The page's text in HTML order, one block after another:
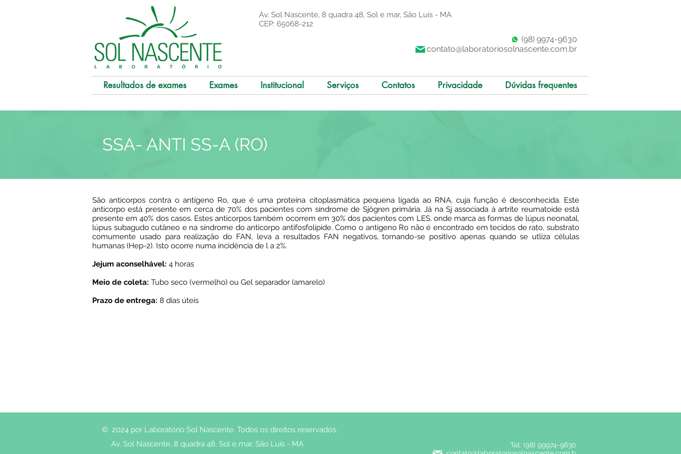
Av. Sol Nascente, 8 quadra 48, Sol e mar, São Luís - MA
CEP: 65068-212
(98) 9974-9630
contato@laboratoriosolnascente.com.br
Resultados de exames Exames Institucional Serviços Contatos Privacidade Dúvidas frequentes
SSA- ANTI SS-A (RO)
São anticorpos contra o antígeno Ro, que é uma proteína citoplasmática pequena ligada ao RNA, cuja função é desconhecida. Este
anticorpo está presente em cerca de 70% dos pacientes com síndrome de Sjögren primária. Já na Sj associada à artrite reumatoide está
presente em 40% dos casos. Estes anticorpos também ocorrem em 30% dos pacientes com LES, onde marca as formas de lúpus neonatal,
lúpus subagudo cutâneo e na síndrome do anticorpo antifosfolípide. Como o antígeno Ro não é encontrado em tecidos de rato, substrato
comumente usado para realização do FAN, leva a resultados FAN negativos, tornando-se positivo apenas quando se utliza células
humanas (Hep-2). Isto ocorre numa incidência de l a 2%.
Jejum aconselhável: 4 horas
Meio de coleta: Tubo seco (vermelho) ou Gel separador (amarelo)
Prazo de entrega: 8 dias úteis
© 2024 por Laboratório Sol Nascente. Todos os direitos reservados.
Av. Sol Nascente, 8 quadra 48, Sol e mar, São Luís - MA
Tel: (98) 99974-9630